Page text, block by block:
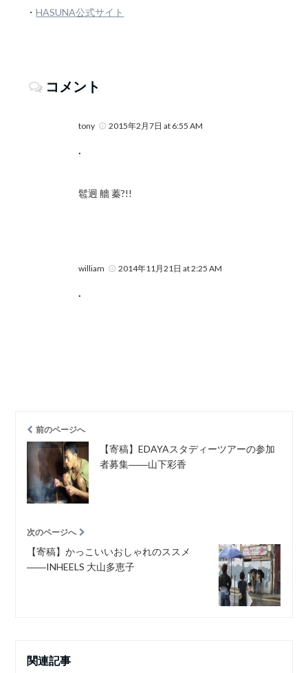
・HASUNA公式サイト
コメント
tony 2015年2月7日 at 6:55 AM
.
髱迥 艢 蓁?!!
william 2014年11月21日 at 2:25 AM
.
前のページへ
【寄稿】EDAYAスタディーツアーの参加
者募集――山下彩香
次のページへ
【寄稿】かっこいいおしゃれのススメ
――INHEELS 大山多恵子
関連記事